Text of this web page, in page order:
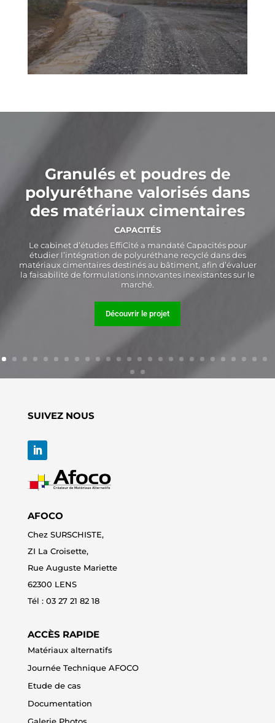
Granulés et poudres de
polyuréthane valorisés dans
des matériaux cimentaires
CAPACITÉS
Le cabinet d’études EffiCité a mandaté Capacités pour
étudier l’intégration de polyuréthane recyclé dans des
matériaux cimentaires destinés au bâtiment, afin d’évaluer
la faisabilité de formulations innovantes inexistantes sur le
marché.
Découvrir le projet
SUIVEZ NOUS
AFOCO
Chez SURSCHISTE,
ZI La Croisette,
Rue Auguste Mariette
62300 LENS
Tél : 03 27 21 82 18
ACCÈS RAPIDE
Matériaux alternatifs
Journée Technique AFOCO
Etude de cas
Documentation